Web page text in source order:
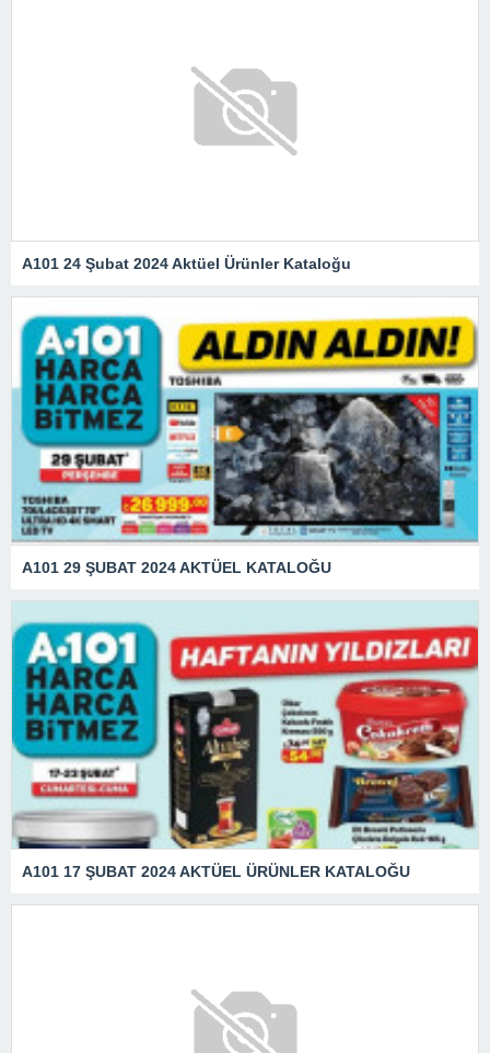
A101 24 Şubat 2024 Aktüel Ürünler Kataloğu
A101 29 ŞUBAT 2024 AKTÜEL KATALOĞU
A101 17 ŞUBAT 2024 AKTÜEL ÜRÜNLER KATALOĞU